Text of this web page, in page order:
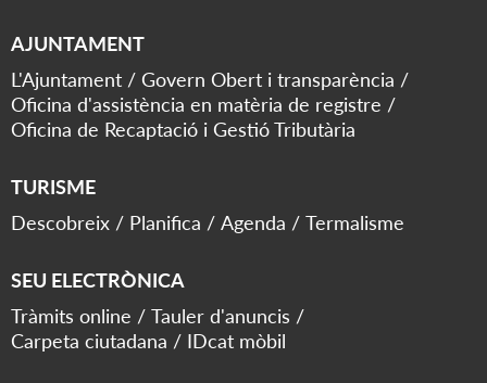
AJUNTAMENT
L'Ajuntament
Govern Obert i transparència
Oficina d'assistència en matèria de registre
Oficina de Recaptació i Gestió Tributària
TURISME
Descobreix
Planifica Agenda Termalisme
SEU ELECTRÒNICA
Tràmits online
Tauler d'anuncis
Carpeta ciutadana
IDcat mòbil